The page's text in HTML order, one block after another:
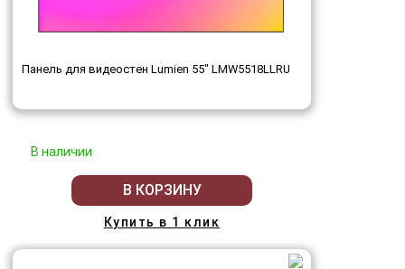
Панель для видеостен Lumien 55" LMW5518LLRU
В наличии
В КОРЗИНУ
Купить в 1 клик